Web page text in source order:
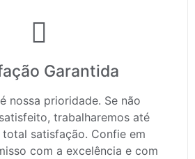
Garantida
nossa prioridade. Se não
trabalharemos até
total satisfação. Confie em
com a excelência e com